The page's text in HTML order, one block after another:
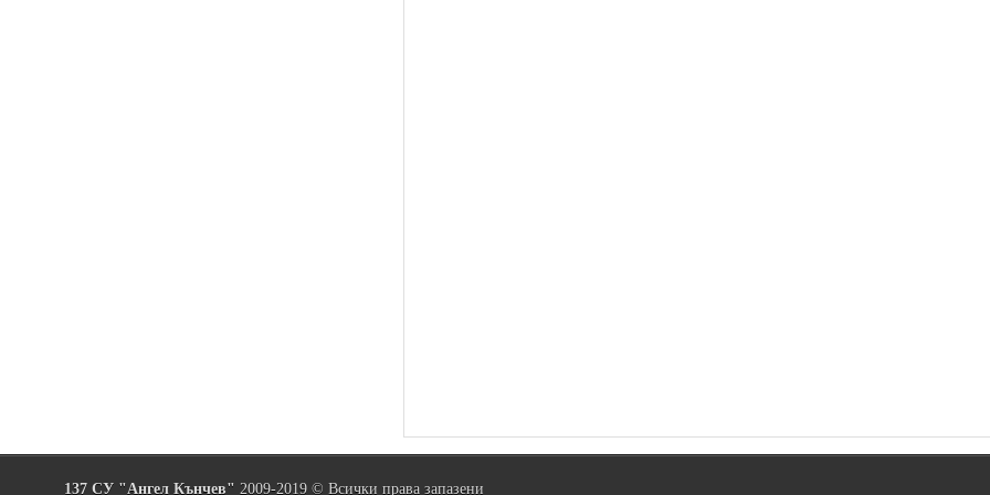
137 СУ "Ангел Кънчев" 2009-2019 © Всички права запазени